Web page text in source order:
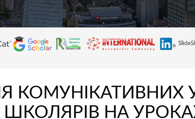
КОМУНІКАТИВНИХ
НА